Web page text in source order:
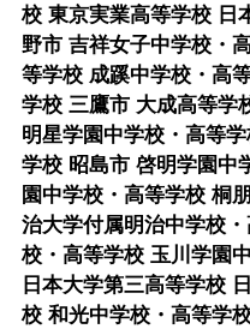
校 東京実業高等学校 日
野市 吉祥女子中学校・
等学校 成蹊中学校・高
学校 三鷹市 大成高等学
明星学園中学校・高等
学校 昭島市 啓明学園中
園中学校・高等学校 桐
治大学付属明治中学校
校・高等学校 玉川学園
日本大学第三高等学校
校 和光中学校・高等学